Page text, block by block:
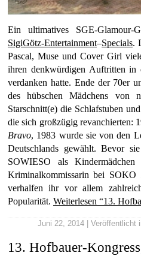
Ein ultimatives SGE-
SigiGötz-Entertainment–Specials.
Pascal, Muse und Cover Girl
ihren denkwürdigen Auftritten
verdanken hatte. Ende der 70er
des hübschen Mädchens von
Starschnitt(e) die Schlafstuben
die sich großzügig revanchierten:
Bravo, 1983 wurde sie von den
Deutschlands gewählt. Bevor
SOWIESO als
Kriminalkommissarin bei SOKO
verhalfen ihr vor allem
Popularität. Weiterlesen “13.
Juni 22, 2014 | Veröffentlicht
13. Hofbauer-